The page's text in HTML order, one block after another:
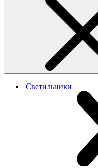
Светильники